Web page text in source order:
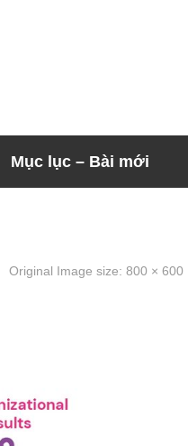
Mục lục – Bài mới
Original Image size: 800 × 600